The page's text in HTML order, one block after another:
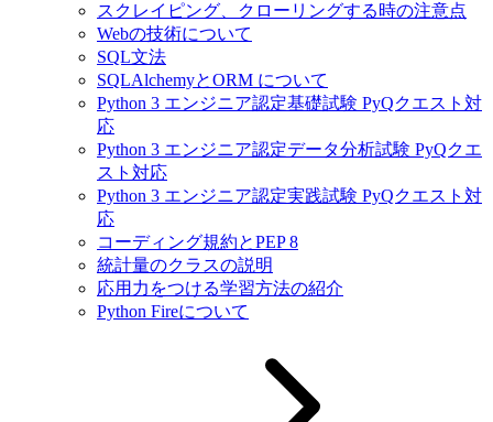
スクレイピング、クローリングする時の注意点
Webの技術について
SQL文法
SQLAlchemyとORM について
Python 3 エンジニア認定基礎試験 PyQクエスト対
応
Python 3 エンジニア認定データ分析試験 PyQクエ
スト対応
Python 3 エンジニア認定実践試験 PyQクエスト対
応
コーディング規約とPEP 8
統計量のクラスの説明
応用力をつける学習方法の紹介
Python Fireについて